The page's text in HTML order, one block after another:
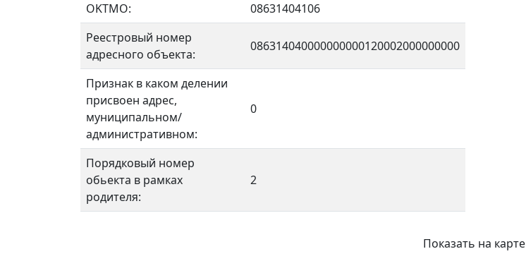
OKTMO:
08631404106
Реестровый номер
адресного объекта:
086314040000000000120002000000000
Признак в каком делении
присвоен адрес,
муниципальном/
административном:
0
Порядковый номер
обьекта в рамках
родителя:
2
Показать на карте